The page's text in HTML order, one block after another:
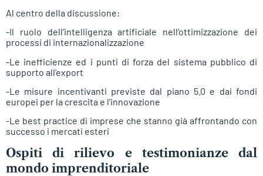
Al centro della discussione:
-Il ruolo dell’intelligenza artificiale nell’ottimizzazione dei
processi di internazionalizzazione
-Le inefficienze ed i punti di forza del sistema pubblico di
supporto all’export
-Le misure incentivanti previste dal piano 5.0 e dai fondi
europei per la crescita e l’innovazione
-Le best practice di imprese che stanno già affrontando con
successo i mercati esteri
Ospiti di rilievo e testimonianze dal
mondo imprenditoriale